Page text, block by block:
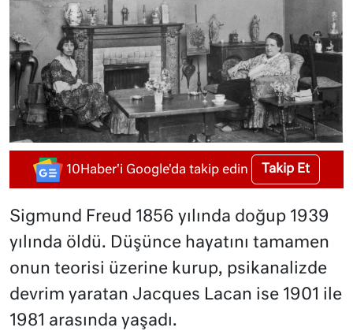
10Haber'i Google'da takip edin Takip Et
Sigmund Freud 1856 yılında doğup 1939
yılında öldü. Düşünce hayatını tamamen
onun teorisi üzerine kurup, psikanalizde
devrim yaratan Jacques Lacan ise 1901 ile
1981 arasında yaşadı.